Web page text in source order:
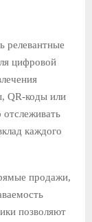
релевантные
цифровой
QR-коды или
каждого
продажи,
позволяют